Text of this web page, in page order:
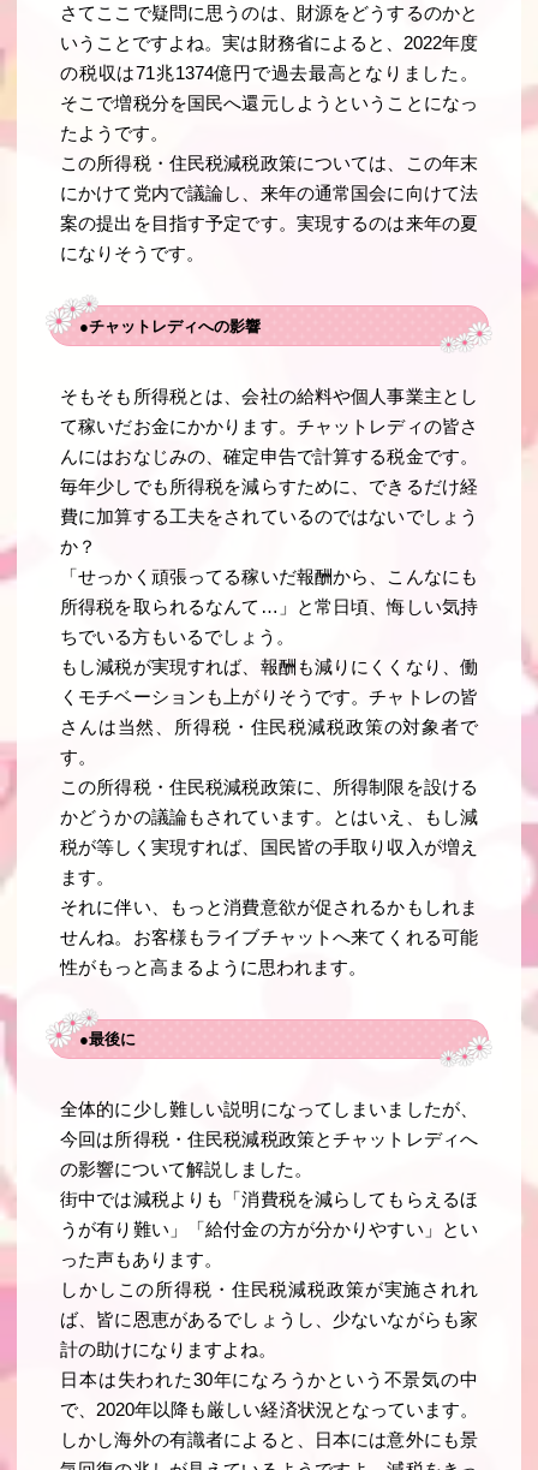
さてここで疑問に思うのは、財源をどうするのかと
いうことですよね。実は財務省によると、2022年度
の税収は71兆1374億円で過去最高となりました。
そこで増税分を国民へ還元しようということになっ
たようです。
この所得税・住民税減税政策については、この年末
にかけて党内で議論し、来年の通常国会に向けて法
案の提出を目指す予定です。実現するのは来年の夏
になりそうです。
●チャットレディへの影響
そもそも所得税とは、会社の給料や個人事業主とし
て稼いだお金にかかります。チャットレディの皆さ
んにはおなじみの、確定申告で計算する税金です。
毎年少しでも所得税を減らすために、できるだけ経
費に加算する工夫をされているのではないでしょう
か？
「せっかく頑張ってる稼いだ報酬から、こんなにも
所得税を取られるなんて…」と常日頃、悔しい気持
ちでいる方もいるでしょう。
もし減税が実現すれば、報酬も減りにくくなり、働
くモチベーションも上がりそうです。チャトレの皆
さんは当然、所得税・住民税減税政策の対象者で
す。
この所得税・住民税減税政策に、所得制限を設ける
かどうかの議論もされています。とはいえ、もし減
税が等しく実現すれば、国民皆の手取り収入が増え
ます。
それに伴い、もっと消費意欲が促されるかもしれま
せんね。お客様もライブチャットへ来てくれる可能
性がもっと高まるように思われます。
●最後に
全体的に少し難しい説明になってしまいましたが、
今回は所得税・住民税減税政策とチャットレディへ
の影響について解説しました。
街中では減税よりも「消費税を減らしてもらえるほ
うが有り難い」「給付金の方が分かりやすい」とい
った声もあります。
しかしこの所得税・住民税減税政策が実施されれ
ば、皆に恩恵があるでしょうし、少ないながらも家
計の助けになりますよね。
日本は失われた30年になろうかという不景気の中
で、2020年以降も厳しい経済状況となっています。
しかし海外の有識者によると、日本には意外にも景